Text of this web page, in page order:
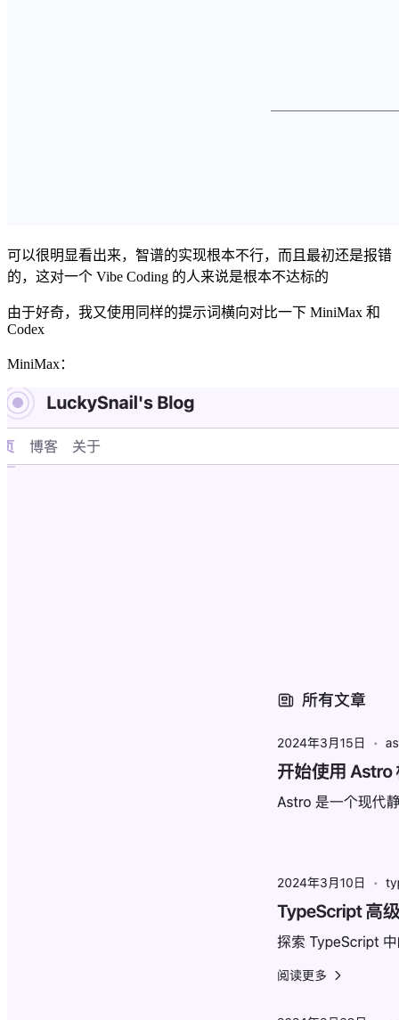
可以很明显看出来，智谱的实现根本不行，而且最初还是报错
的，这对一个 Vibe Coding 的人来说是根本不达标的
由于好奇，我又使用同样的提示词横向对比一下 MiniMax 和
Codex
MiniMax：